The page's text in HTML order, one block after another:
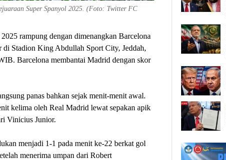
Super Spanyol 2025. (Foto: Twitter FC
rampung dengan dimenangkan Barcelona
di Stadion King Abdullah Sport City, Jeddah,
Barcelona membantai Madrid dengan skor
panas bahkan sejak menit-menit awal.
kelima oleh Real Madrid lewat sepakan apik
Vinicius Junior.
menjadi 1-1 pada menit ke-22 berkat gol
menerima umpan dari Robert